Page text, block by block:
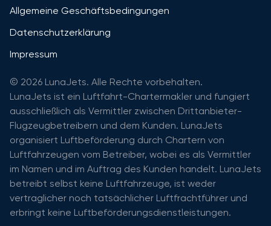
Allgemeine Geschäftsbedingungen
Datenschutzerklärung
Impressum
© 2026 LunaJets. Alle Rechte vorbehalten.
LunaJets ist ein Luftfahrt-Chartermakler und fungiert
ausschließlich als Vermittler zwischen Drittanbieter-
Flugzeugbetreibern und dem Kunden. LunaJets
organisiert Luftbeförderung durch Chartern von
Luftfahrzeugen vom Betreiber, wobei es als Vermittler
im Namen und im Auftrag des Kunden handelt. LunaJets
betreibt selbst keine Luftfahrzeuge, ist weder
vertraglicher noch tatsächlicher Luftfrachtführer und
erbringt keine Luftbeförderungsdienstleistungen.